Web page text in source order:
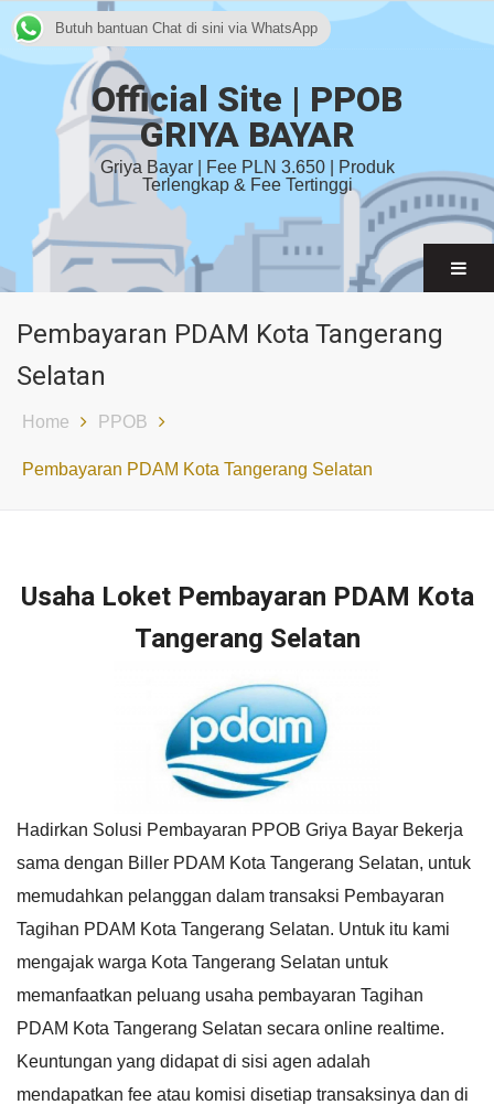
Official Site | PPOB
GRIYA BAYAR
Griya Bayar | Fee PLN 3.650 | Produk
Terlengkap & Fee Tertinggi
Pembayaran PDAM Kota Tangerang
Selatan
Home PPOB
Pembayaran PDAM Kota Tangerang Selatan
Usaha Loket Pembayaran PDAM Kota
Tangerang Selatan
Hadirkan Solusi Pembayaran PPOB Griya Bayar Bekerja
sama dengan Biller PDAM Kota Tangerang Selatan, untuk
memudahkan pelanggan dalam transaksi Pembayaran
Tagihan PDAM Kota Tangerang Selatan. Untuk itu kami
mengajak warga Kota Tangerang Selatan untuk
memanfaatkan peluang usaha pembayaran Tagihan
PDAM Kota Tangerang Selatan secara online realtime.
Keuntungan yang didapat di sisi agen adalah
mendapatkan fee atau komisi disetiap transaksinya dan di
Butuh bantuan Chat di sini via WhatsApp